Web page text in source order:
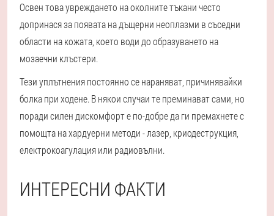
Освен това увреждането на околните тъкани често
допринася за появата на дъщерни неоплазми в съседни
области на кожата, което води до образуването на
мозаечни клъстери.
Тези уплътнения постоянно се нараняват, причинявайки
болка при ходене. В някои случаи те преминават сами, но
поради силен дискомфорт е по-добре да ги премахнете с
помощта на хардуерни методи - лазер, криодеструкция,
електрокоагулация или радиовълни.
ИНТЕРЕСНИ ФАКТИ